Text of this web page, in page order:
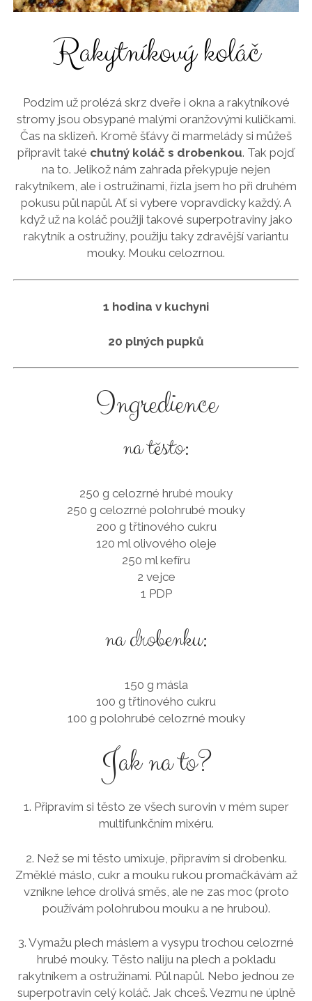
Rakytníkový koláč
Podzim už prolézá skrz dveře i okna a rakytníkové
stromy jsou obsypané malými oranžovými kuličkami.
Čas na sklizeň. Kromě šťávy či marmelády si můžeš
připravit také chutný koláč s drobenkou. Tak pojď
na to. Jelikož nám zahrada překypuje nejen
rakytníkem, ale i ostružinami, řízla jsem ho při druhém
pokusu půl napůl. Ať si vybere vopravdicky každý. A
když už na koláč použiji takové superpotraviny jako
rakytník a ostružiny, použiju taky zdravější variantu
mouky. Mouku celozrnou.
1 hodina v kuchyni
20 plných pupků
Ingredience
na těsto:
250 g celozrné hrubé mouky
250 g celozrné polohrubé mouky
200 g třtinového cukru
120 ml olivového oleje
250 ml kefíru
2 vejce
1 PDP
na drobenku:
150 g másla
100 g třtinového cukru
100 g polohrubé celozrné mouky
Jak na to?
1. Připravím si těsto ze všech surovin v mém super
multifunkčním mixéru.
2. Než se mi těsto umixuje, připravím si drobenku.
Změklé máslo, cukr a mouku rukou promačkávám až
vznikne lehce drolivá směs, ale ne zas moc (proto
používám polohrubou mouku a ne hrubou).
3. Vymažu plech máslem a vysypu trochou celozrné
hrubé mouky. Těsto naliju na plech a pokladu
rakytníkem a ostružinami. Půl napůl. Nebo jednou ze
superpotravin celý koláč. Jak chceš. Vezmu ne úplně